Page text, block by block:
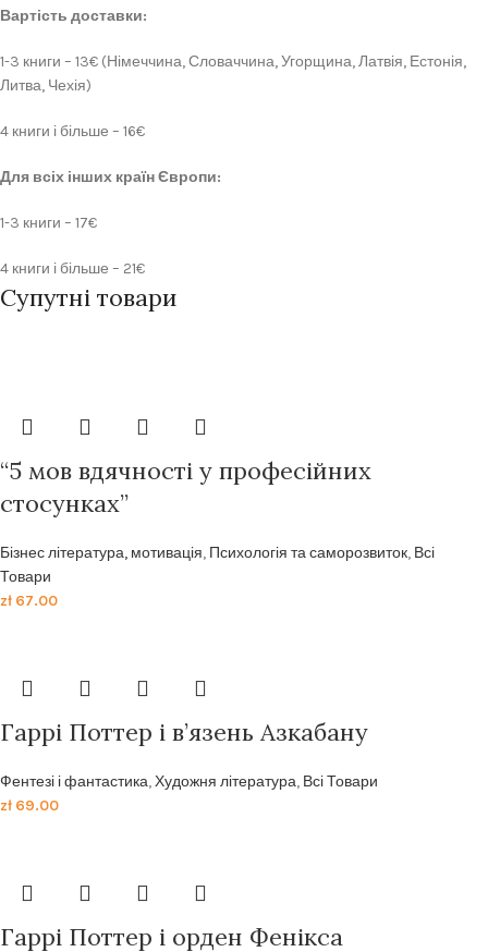
Вартість доставки:
1-3 книги – 13€ (Німеччина, Словаччина, Угорщина, Латвія, Естонія,
Литва, Чехія)
4 книги і більше – 16€
Для всіх інших країн Європи:
1-3 книги – 17€
4 книги і більше – 21€
Супутні товари
“5 мов вдячності у професійних
стосунках”
Бізнес література, мотивація, Психологія та саморозвиток, Всі
Товари
zł 67.00
Гаррі Поттер і в’язень Азкабану
Фентезі і фантастика,Художня література, Всі Товари
zł 69.00
Гаррi Поттер i орден Фенiкса